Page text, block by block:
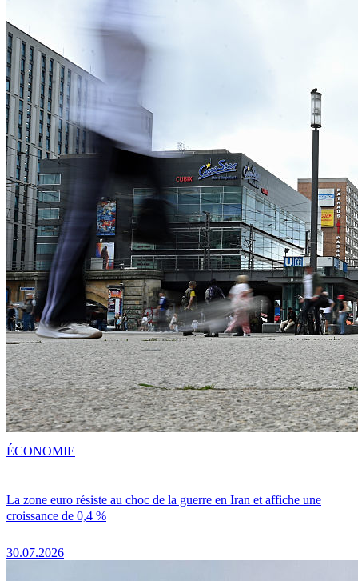
La zone euro résiste au choc de la guerre en Iran et affiche une
croissance de 0,4 %
30.07.2026
ÉCONOMIE